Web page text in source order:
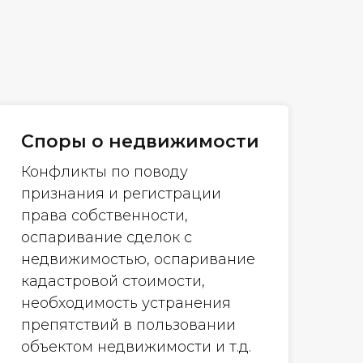
Споры о недвижимости
Конфликты по поводу
признания и регистрации
права собственности,
оспаривание сделок с
недвижимостью, оспаривание
кадастровой стоимости,
необходимость устранения
препятствий в пользовании
объектом недвижимости и т.д.